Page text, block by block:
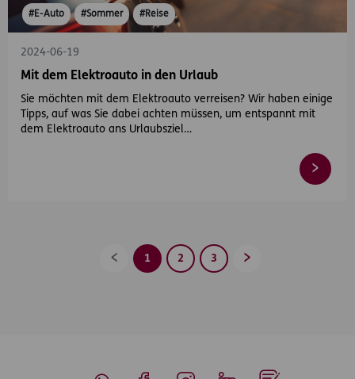
#E-Auto #Sommer #Reise
2024-06-19
Mit dem Elektroauto in den Urlaub
Sie möchten mit dem Elektroauto verreisen? Wir haben einige
Tipps, auf was Sie dabei achten müssen, um entspannt mit
dem Elektroauto ans Urlaubsziel…
Zurück1 2 3 Vorwärts